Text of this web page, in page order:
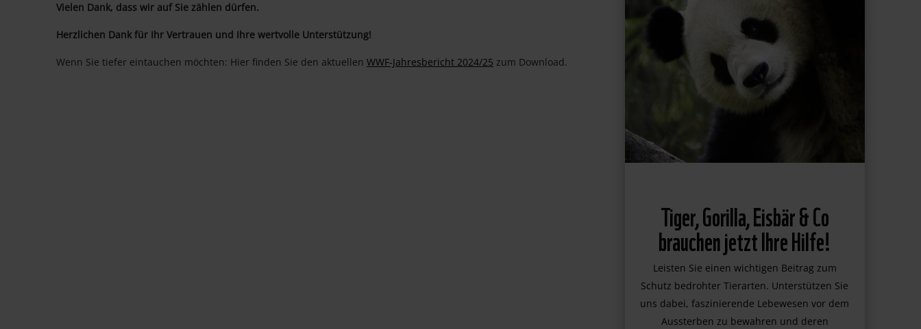
Vielen Dank, dass wir auf Sie zählen dürfen.
Herzlichen Dank für Ihr Vertrauen und Ihre wertvolle Unterstützung!
Wenn Sie tiefer eintauchen möchten: Hier finden Sie den aktuellen WWF-Jahresbericht 2024/25 zum Download.
Tiger, Gorilla, Eisbär & Co
brauchen jetzt Ihre Hilfe!
Leisten Sie einen wichtigen Beitrag zum
Schutz bedrohter Tierarten. Unterstützen Sie
uns dabei, faszinierende Lebewesen vor dem
Aussterben zu bewahren und deren